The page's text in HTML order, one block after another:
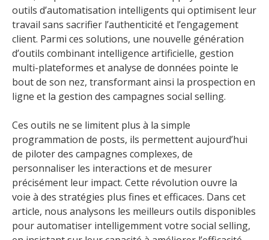
outils d’automatisation intelligents qui optimisent leur
travail sans sacrifier l’authenticité et l’engagement
client. Parmi ces solutions, une nouvelle génération
d’outils combinant intelligence artificielle, gestion
multi-plateformes et analyse de données pointe le
bout de son nez, transformant ainsi la prospection en
ligne et la gestion des campagnes social selling.
Ces outils ne se limitent plus à la simple
programmation de posts, ils permettent aujourd’hui
de piloter des campagnes complexes, de
personnaliser les interactions et de mesurer
précisément leur impact. Cette révolution ouvre la
voie à des stratégies plus fines et efficaces. Dans cet
article, nous analysons les meilleurs outils disponibles
pour automatiser intelligemment votre social selling,